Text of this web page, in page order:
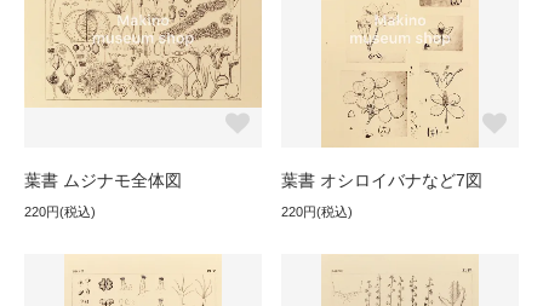
葉書 ムジナモ全体図
220円(税込)
葉書 オシロイバナなど7図
220円(税込)